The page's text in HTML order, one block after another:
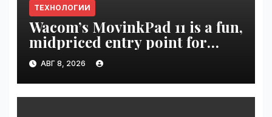
ТЕХНОЛОГИИ
Wacom’s MovinkPad 11 is a fun,
midpriced entry point for
digital artists | VseTime.ru
АВГ 8, 2026